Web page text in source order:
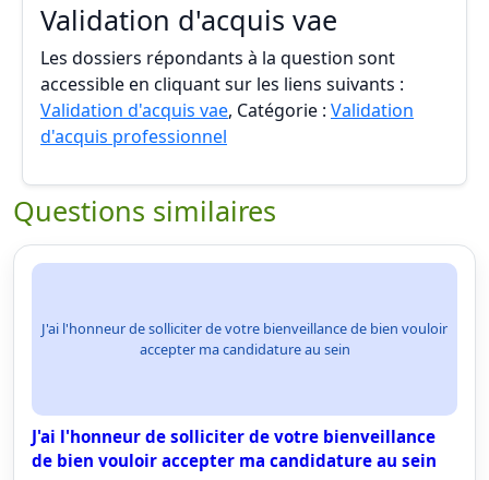
Validation d'acquis vae
Les dossiers répondants à la question sont
accessible en cliquant sur les liens suivants :
Validation d'acquis vae, Catégorie : Validation
d'acquis professionnel
Questions similaires
J'ai l'honneur de solliciter de votre bienveillance de bien vouloir
accepter ma candidature au sein
J'ai l'honneur de solliciter de votre bienveillance
de bien vouloir accepter ma candidature au sein